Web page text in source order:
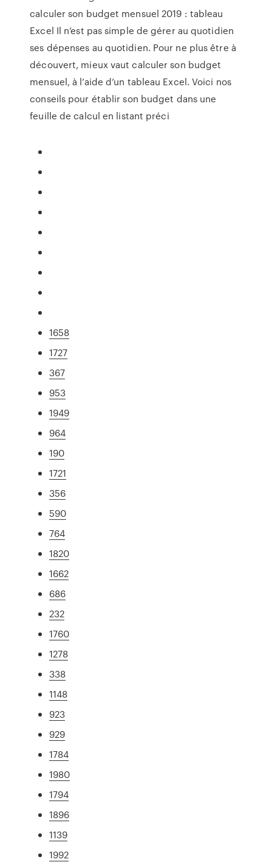
calculer son budget mensuel 2019 : tableau
Excel Il n’est pas simple de gérer au quotidien
ses dépenses au quotidien. Pour ne plus être à
découvert, mieux vaut calculer son budget
mensuel, à l’aide d’un tableau Excel. Voici nos
conseils pour établir son budget dans une
feuille de calcul en listant préci
1658
1727
367
953
1949
964
190
1721
356
590
764
1820
1662
686
232
1760
1278
338
1148
923
929
1784
1980
1794
1896
1139
1992